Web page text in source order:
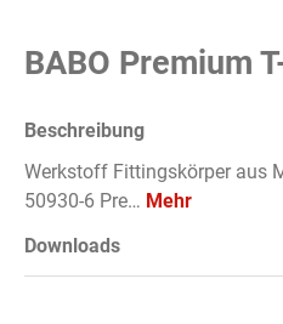
BABO Premium
Beschreibung
Werkstoff Fittingskörper aus
50930-6 Pre… Mehr
Downloads